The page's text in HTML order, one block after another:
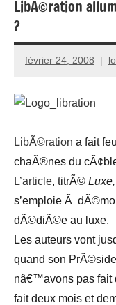
LibÃ©ration
?
février 24, 2008
LibÃ©ration a fait
chaÃ®nes du
L’article, titrÃ©
s’emploie Ã
dÃ©diÃ©e au luxe.
Les auteurs vont
quand son
nâ€™avons pas fait
fait deux mois et